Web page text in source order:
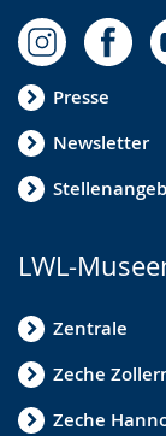
Presse
Newsletter
LWL-
Zentrale
Zeche
Zeche